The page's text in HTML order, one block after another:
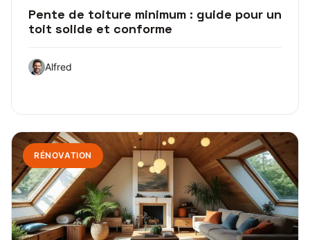
Pente de toiture minimum : guide pour un
toit solide et conforme
Alfred
RÉNOVATION